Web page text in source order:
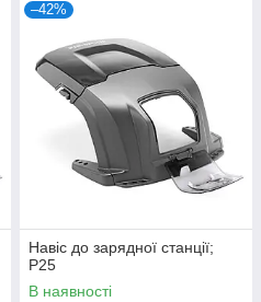
–42%
Навіс до зарядної станції;
Р25
В наявності